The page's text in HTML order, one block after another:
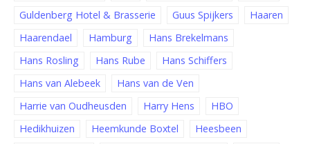
Guldenberg Hotel & Brasserie
Guus Spijkers
Haaren
Haarendael
Hamburg
Hans Brekelmans
Hans Rosling
Hans Rube
Hans Schiffers
Hans van Alebeek
Hans van de Ven
Harrie van Oudheusden
Harry Hens
HBO
Hedikhuizen
Heemkunde Boxtel
Heesbeen